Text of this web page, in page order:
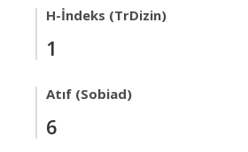
H-İndeks (TrDizin)
1
Atıf (Sobiad)
6